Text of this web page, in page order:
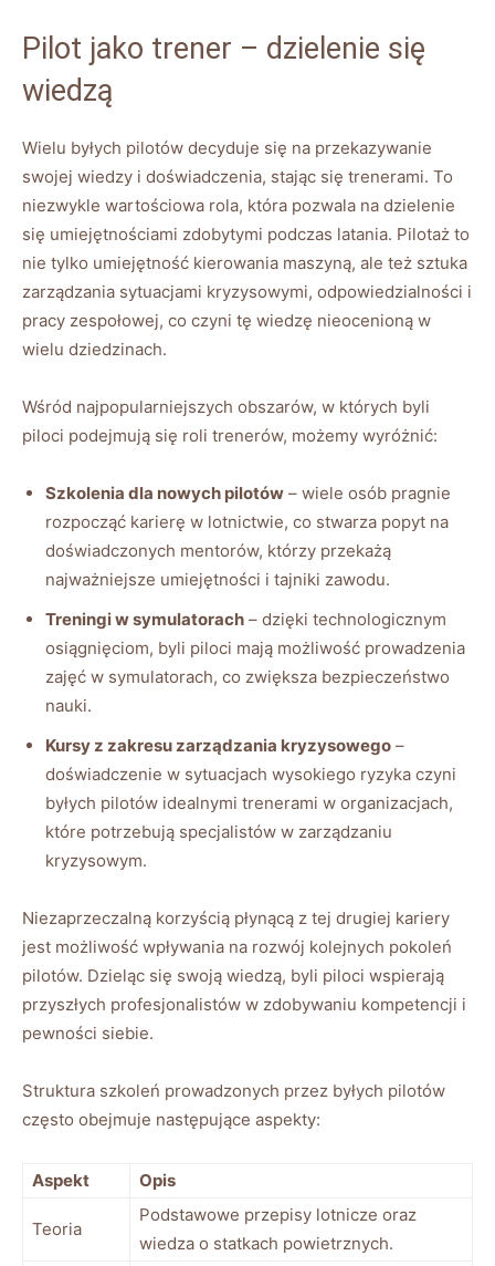
Pilot jako​ trener – ‍dzielenie się
wiedzą
Wielu byłych⁢ pilotów decyduje się na przekazywanie
swojej wiedzy i doświadczenia, stając się trenerami. To
niezwykle wartościowa rola, która pozwala na dzielenie
się umiejętnościami zdobytymi podczas latania. ⁣Pilotaż to
nie tylko umiejętność kierowania maszyną,⁢ ale⁣ też sztuka
zarządzania sytuacjami kryzysowymi,​ odpowiedzialności i
pracy zespołowej, co czyni tę wiedzę nieocenioną w
wielu dziedzinach.
Wśród najpopularniejszych ‍obszarów, w których byli
piloci podejmują się roli trenerów, możemy wyróżnić:
Szkolenia dla nowych pilotów –‍ wiele osób​ pragnie
rozpocząć karierę w ‌lotnictwie, co stwarza popyt na
doświadczonych mentorów, którzy przekażą
najważniejsze umiejętności i ‍tajniki zawodu.
Treningi w symulatorach – dzięki technologicznym
osiągnięciom, byli piloci mają możliwość prowadzenia
zajęć w symulatorach, co zwiększa ⁤bezpieczeństwo
nauki.
Kursy‌ z zakresu zarządzania kryzysowego –
doświadczenie w sytuacjach wysokiego ryzyka czyni
byłych pilotów idealnymi ⁤trenerami w organizacjach,
które potrzebują specjalistów w zarządzaniu
kryzysowym.
Niezaprzeczalną korzyścią płynącą z tej drugiej kariery
jest możliwość wpływania⁣ na⁢ rozwój kolejnych⁤ pokoleń
pilotów. Dzieląc się swoją wiedzą, ‌byli piloci wspierają⁢
przyszłych profesjonalistów w zdobywaniu kompetencji i
pewności siebie.
Struktura szkoleń ​prowadzonych przez byłych pilotów
często obejmuje następujące aspekty:
Aspekt Opis
Teoria
Podstawowe przepisy lotnicze oraz
wiedza o statkach powietrznych.